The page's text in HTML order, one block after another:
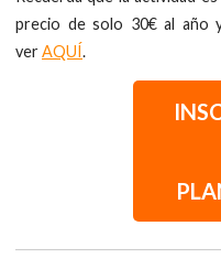
precio de solo 30€ al año
verAQUÍ.